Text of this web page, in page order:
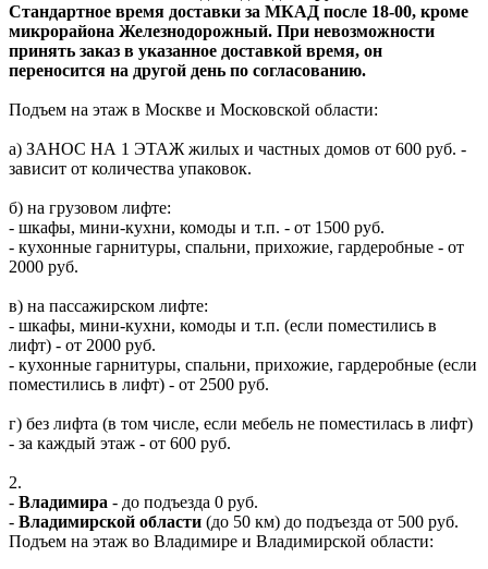
Стандартное время доставки за МКАД после 18-00, кроме
микрорайона Железнодорожный. При невозможности
принять заказ в указанное доставкой время, он
переносится на другой день по согласованию.
Подъем на этаж в Москве и Московской области:
а) ЗАНОС НА 1 ЭТАЖ жилых и частных домов от 600 руб. -
зависит от количества упаковок.
б) на грузовом лифте:
- шкафы, мини-кухни, комоды и т.п. - от 1500 руб.
- кухонные гарнитуры, спальни, прихожие, гардеробные - от
2000 руб.
в) на пассажирском лифте:
- шкафы, мини-кухни, комоды и т.п. (если поместились в
лифт) - от 2000 руб.
- кухонные гарнитуры, спальни, прихожие, гардеробные (если
поместились в лифт) - от 2500 руб.
г) без лифта (в том числе, если мебель не поместилась в лифт)
- за каждый этаж - от 600 руб.
2.
- Владимира - до подъезда 0 руб.
- Владимирской области (до 50 км) до подъезда от 500 руб.
Подъем на этаж во Владимире и Владимирской области: